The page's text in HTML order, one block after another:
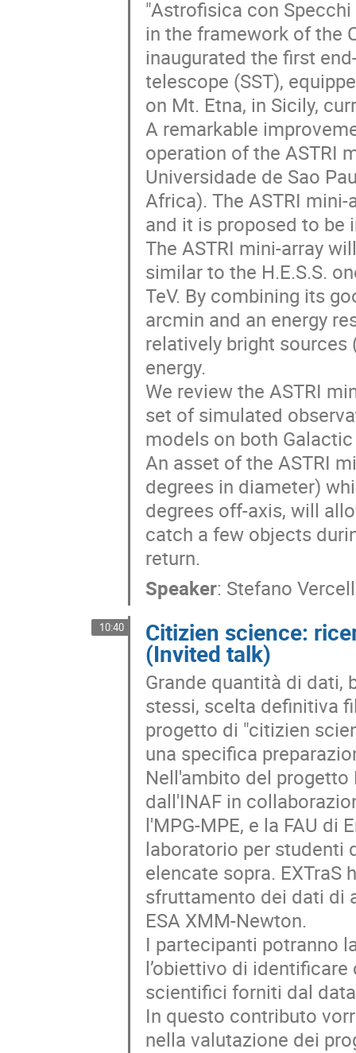
"Astrofisica con
in the framework of the
inaugurated the first
telescope (SST),
on Mt. Etna, in Sicily,
A remarkable
operation of the ASTRI
Universidade de Sao
Africa). The ASTRI
and it is proposed to be
The ASTRI mini-array
similar to the H.E.S.S.
TeV. By combining its
arcmin and an energy
relatively bright sources
energy.
We review the ASTRI
set of simulated
models on both
An asset of the ASTRI
degrees in diameter)
degrees off-axis, will
catch a few objects
return.
Speaker: Stefano
10:40 Citizien science:
(Invited talk)
Grande quantità di dati,
stessi, scelta definitiva
progetto di "citizien
una specifica
Nell'ambito del progetto
dall'INAF in
l'MPG-MPE, e la FAU di
laboratorio per studenti
elencate sopra.
sfruttamento dei dati di
ESA XMM-Newton.
I partecipanti potranno
l’obiettivo di
scientifici forniti dal
In questo contributo
nella valutazione dei